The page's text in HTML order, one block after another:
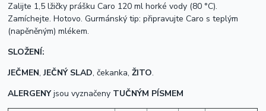
Zalijte 1,5 lžičky prášku Caro 120 ml horké vody (80 °C).
Zamíchejte. Hotovo. Gurmánský tip: připravujte Caro s teplým
(napěněným) mlékem.
SLOŽENÍ:
JEČMEN,JEČNÝ SLAD, čekanka,ŽITO.
ALERGENYjsou vyznačeny TUČNÝM PÍSMEM